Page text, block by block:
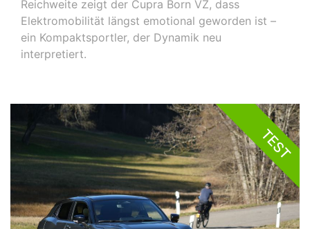
Reichweite zeigt der Cupra Born VZ, dass
Elektromobilität längst emotional geworden ist –
ein Kompaktsportler, der Dynamik neu
interpretiert.
TEST